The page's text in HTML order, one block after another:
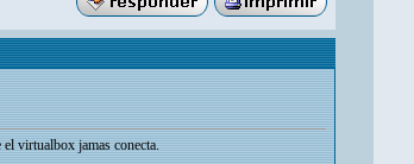
virtualbox jamas conecta.